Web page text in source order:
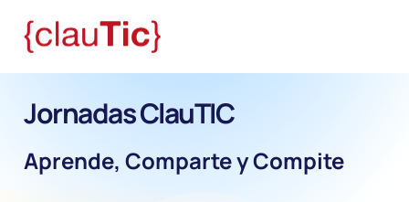
Jornadas ClauTIC
Aprende, Comparte y Compite